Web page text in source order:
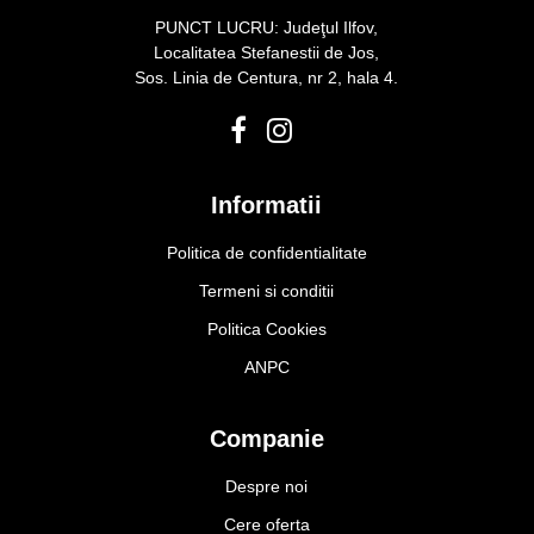
PUNCT LUCRU: Judeţul Ilfov,
Localitatea Stefanestii de Jos,
Sos. Linia de Centura, nr 2, hala 4.
Informatii
Politica de confidentialitate
Termeni si conditii
Politica Cookies
ANPC
Companie
Despre noi
Cere oferta